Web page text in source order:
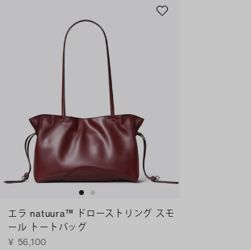
エラ natuura™ ドローストリング スモ
ール トートバッグ
¥ 56,100